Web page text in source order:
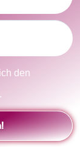
Selbstliebe,
Potenzial
Master Key
Sisterlove
den